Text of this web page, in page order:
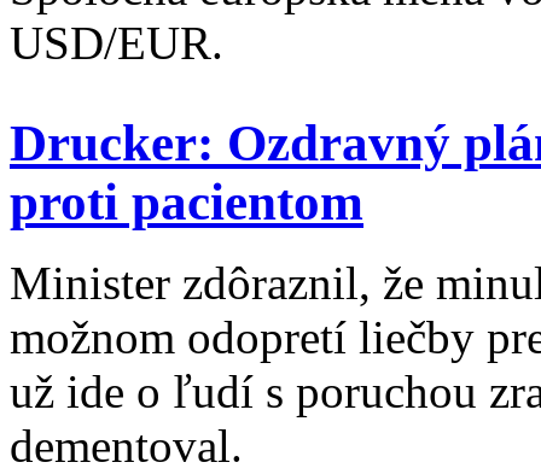
USD/EUR.
Drucker: Ozdravný
proti pacientom
Minister zdôraznil, že
možnom odopretí liečby
už ide o ľudí s poruchou
dementoval.